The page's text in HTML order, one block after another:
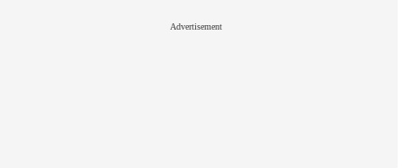
Advertisement